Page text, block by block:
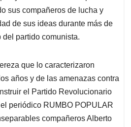
sus compañeros de lucha y
de sus ideas durante más de
partido comunista.
que lo caracterizaron
años y de las amenazas contra
el Partido Revolucionario
periódico RUMBO POPULAR
compañeros Alberto